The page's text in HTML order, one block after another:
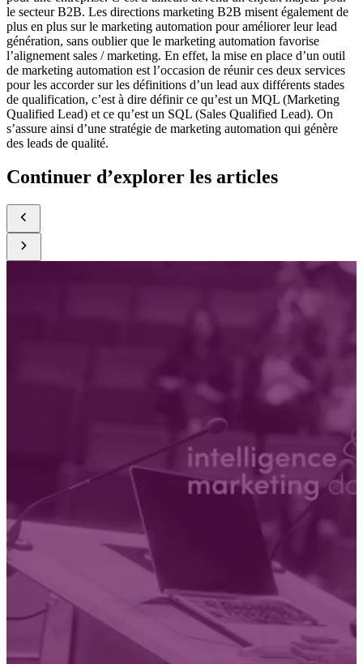
le secteur B2B. Les directions marketing B2B misent également de
plus en plus sur le marketing automation pour améliorer leur lead
génération, sans oublier que le marketing automation favorise
l’alignement sales / marketing. En effet, la mise en place d’un outil
de marketing automation est l’occasion de réunir ces deux services
pour les accorder sur les définitions d’un lead aux différents stades
de qualification, c’est à dire définir ce qu’est un MQL (Marketing
Qualified Lead) et ce qu’est un SQL (Sales Qualified Lead). On
s’assure ainsi d’une stratégie de marketing automation qui génère
des leads de qualité.
Continuer d’explorer les articles